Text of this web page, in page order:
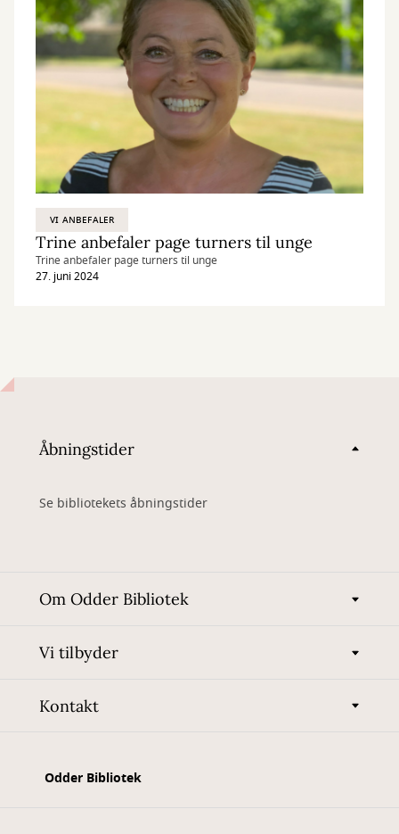
VI ANBEFALER
Trine anbefaler page turners til unge
Trine anbefaler page turners til unge
27. juni 2024
Åbningstider
Se bibliotekets åbningstider
Om Odder Bibliotek
Vi tilbyder
Kontakt
Odder Bibliotek